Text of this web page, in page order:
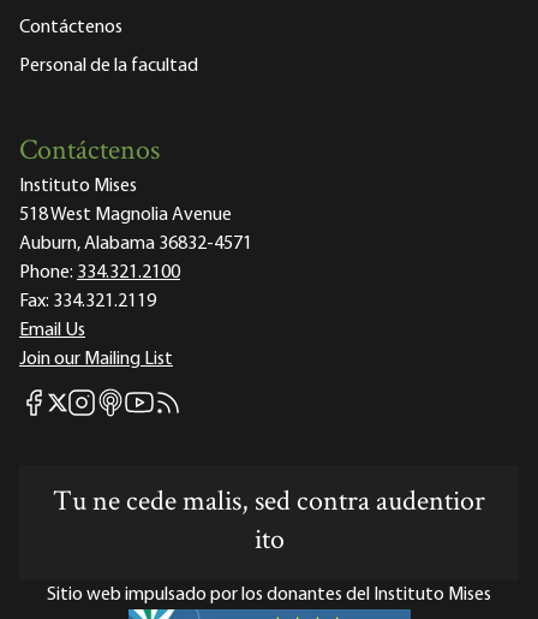
Contáctenos
Personal de la facultad
Contáctenos
Instituto Mises
518 West Magnolia Avenue
Auburn, Alabama 36832-4571
Phone: 334.321.2100
Fax: 334.321.2119
Email Us
Join our Mailing List
Mises Facebook
Mises X
Mises Instagram
Mises itunes
Mises Youtube
Mises RSS feed
Tu ne cede malis, sed contra audentior
ito
Sitio web impulsado por los donantes del Instituto Mises